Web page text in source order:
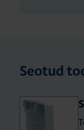
Seotud